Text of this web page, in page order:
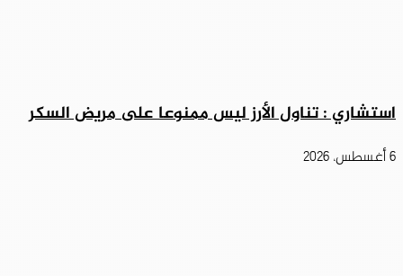
استشاري : تناول الأرز ليس ممنوعا على مريض السكر
6 أغسطس، 2026